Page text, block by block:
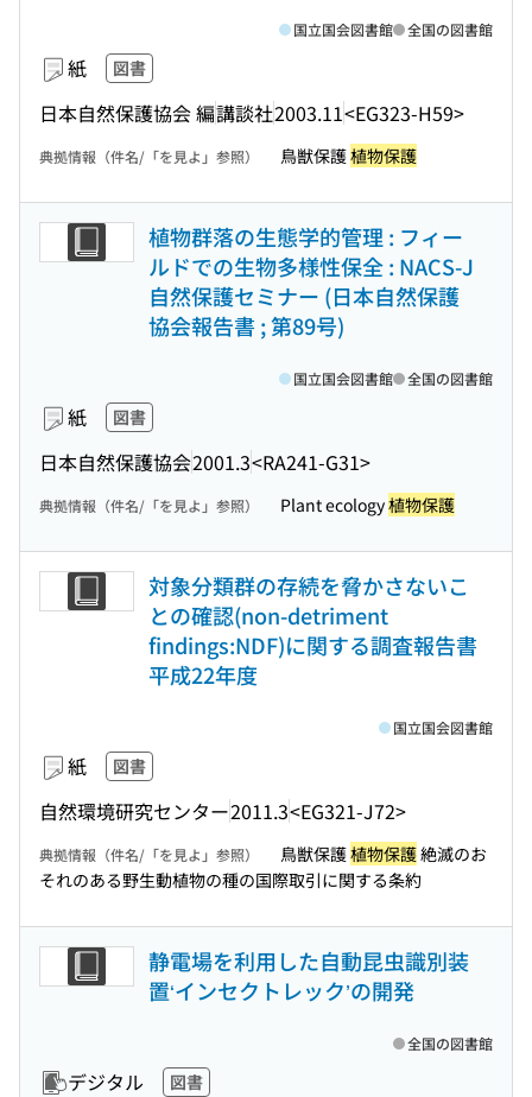
紙 図書
日本自然保護協会 編講談社2003.11<EG323-H59>
国立国会図書館 全国の図書館
典拠情報（件名/「を見よ」参照） 鳥獣保護植物保護
植物群落の生態学的管理 : フィー
ルドでの生物多様性保全 : NACS-J
自然保護セミナー (日本自然保護
協会報告書 ; 第89号)
紙 図書
日本自然保護協会2001.3<RA241-G31>
国立国会図書館 全国の図書館
典拠情報（件名/「を見よ」参照） Plant ecology植物保護
対象分類群の存続を脅かさないこ
との確認(non-detriment
findings:NDF)に関する調査報告書
平成22年度
紙 図書
自然環境研究センター2011.3<EG321-J72>
国立国会図書館
典拠情報（件名/「を見よ」参照） 鳥獣保護植物保護絶滅のお
それのある野生動植物の種の国際取引に関する条約
静電場を利用した自動昆虫識別装
置‘インセクトレック’の開発
デジタル 図書
全国の図書館